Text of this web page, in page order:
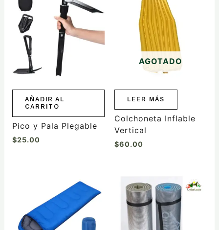
AÑADIR AL
CARRITO
Pico y Pala Plegable
$25.00
AGOTADO
LEER MÁS
Colchoneta Inflable
Vertical
$60.00
producto
tiene
múltiples
variantes.